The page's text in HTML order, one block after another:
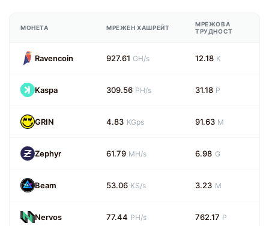
МОНЕТА МРЕЖЕН ХАШРЕЙТ
МРЕЖОВА
ТРУДНОСТ
Ravencoin 927.61 GH/s 12.18 K
Kaspa 309.56 PH/s 31.18 P
GRIN 4.83 KGps 91.63 M
Zephyr 61.79 MH/s 6.98 G
Beam 53.06 KS/s 3.23 M
Nervos 77.44 PH/s 762.17 P